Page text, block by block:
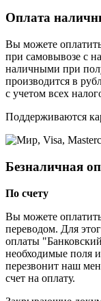
Оплата
Вы можете
при самовывозе с
наличными при
производится в
с учетом всех
Поддерживаются
Безналичная
По счету
Вы можете
переводом. Для
оплаты
необходимые поля
перезвонит наш
счет на оплату.